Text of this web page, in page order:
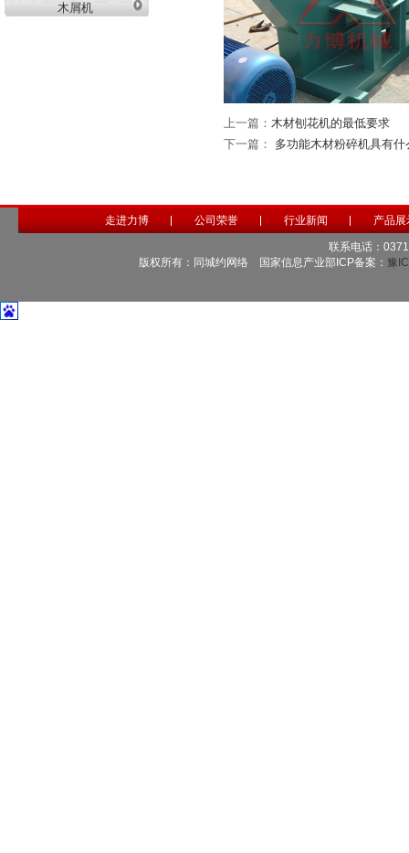
木屑机
上一篇： 木材刨花机的最低要求
下一篇： 多功能木材粉碎机具有什
走进力博 公司荣誉 行业新闻 产品展
联系电话：
版权所有：同城约网络 国家信息产业部ICP备案： 豫